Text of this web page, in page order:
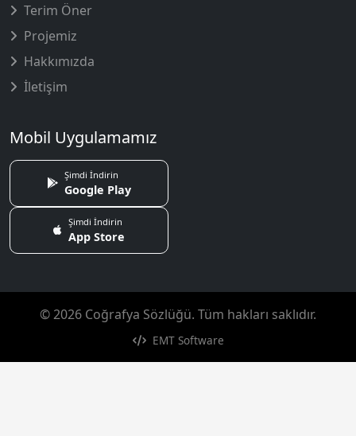
Terim Öner
Projemiz
Hakkımızda
İletişim
Mobil Uygulamamız
Şimdi İndirin
Google Play
Şimdi İndirin
App Store
© 2026 Coğrafya Sözlüğü. Tüm hakları saklıdır.
EMT Software